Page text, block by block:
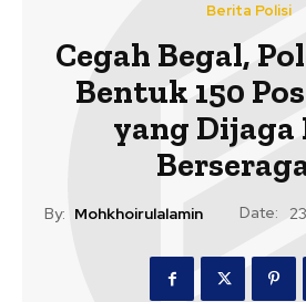
Berita Polisi
Cegah Begal,
Bentuk 150
yang Dijaga
By: Mohkhoirulalamin Date: